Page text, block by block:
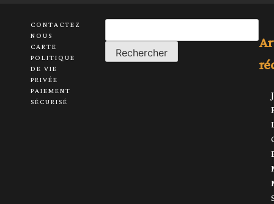
CONTACTEZ
NOUS
CARTE
POLITIQUE
DE VIE
PRIVÉE
PAIEMENT
SÉCURISÉ